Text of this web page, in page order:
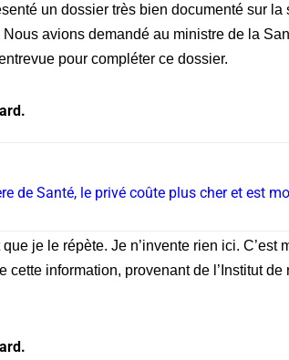
un dossier très bien documenté sur la
Nous avions demandé au ministre de la
pour compléter ce dossier.
de Santé, le privé coûte plus cher et est
je le répète. Je n’invente rien ici. C’est
cette information, provenant de l’Institut de